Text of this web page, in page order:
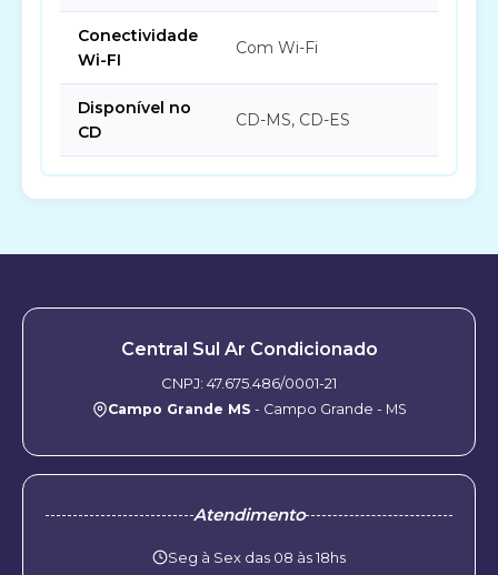
Conectividade
Wi-FI
Com Wi-Fi
Disponível no
CD
CD-MS, CD-ES
Central Sul Ar Condicionado
CNPJ: 47.675.486/0001-21
Campo Grande MS - Campo Grande - MS
Atendimento
Seg à Sex das 08 às 18hs